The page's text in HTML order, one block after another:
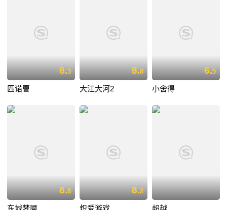
8.3
匹诺曹
8.8
大江大河2
6.5
小舍得
8.8 8.2